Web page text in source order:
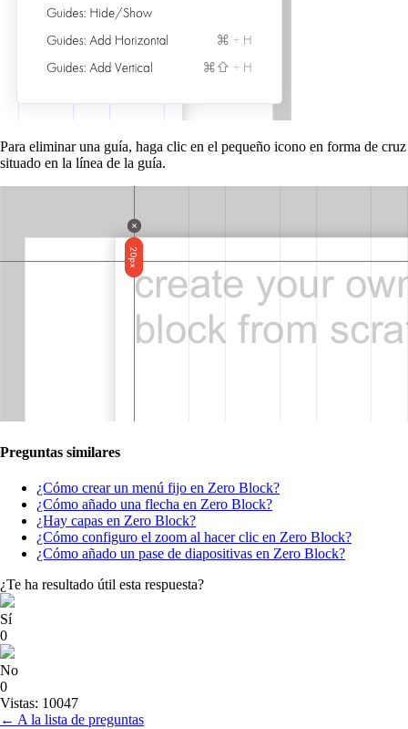
Para eliminar una guía, haga clic en el pequeño icono en forma de cruz
situado en la línea de la guía.
Preguntas similares
¿Cómo crear un menú fijo en Zero Block?
¿Cómo añado una flecha en Zero Block?
¿Hay capas en Zero Block?
¿Cómo configuro el zoom al hacer clic en Zero Block?
¿Cómo añado un pase de diapositivas en Zero Block?
¿Te ha resultado útil esta respuesta?
Sí
0
No
0
Vistas: 10047
← A la lista de preguntas